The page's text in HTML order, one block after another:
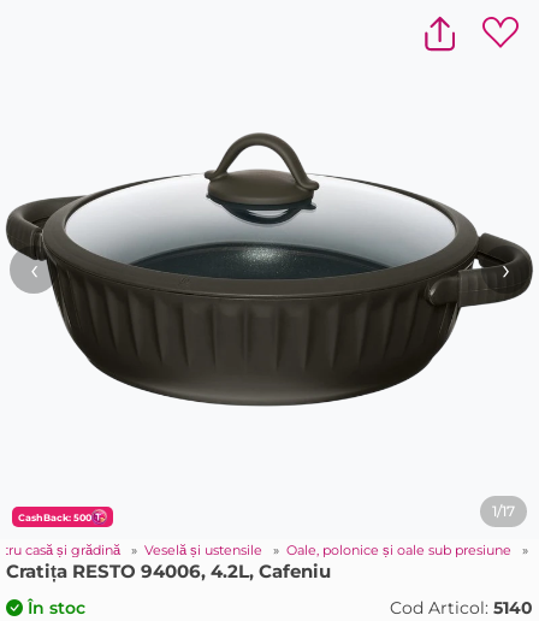
CashBack: 500 1/17
‹ ›
casă și grădină » Veselă și ustensile » Oale, polonice și oale sub presiune »
Cratița RESTO 94006, 4.2L, Cafeniu
În stoc Cod Articol: 5140